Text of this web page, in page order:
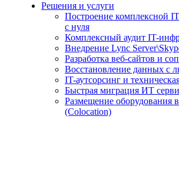
Решения и услуги
Построение комплексной
с нуля
Комплексный аудит IT-
Внедрение Lync
Разработка веб-сайтов и
Восстановление данных с
IT-аутсорсинг и
Быстрая миграция ИТ
Размещение оборудования
(Colocation)